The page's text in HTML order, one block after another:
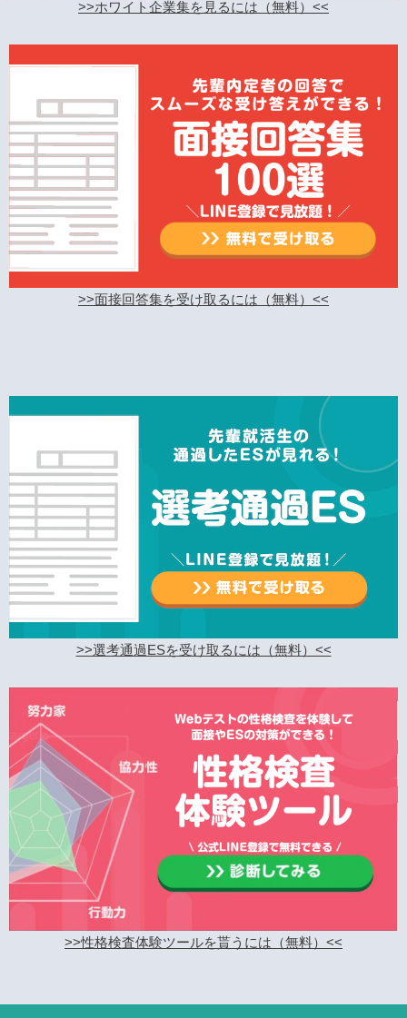
>>ホワイト企業集を見るには（無料）<<
>>面接回答集を受け取るには（無料）<<
>>選考通過ESを受け取るには（無料）<<
>>性格検査体験ツールを貰うには（無料）<<